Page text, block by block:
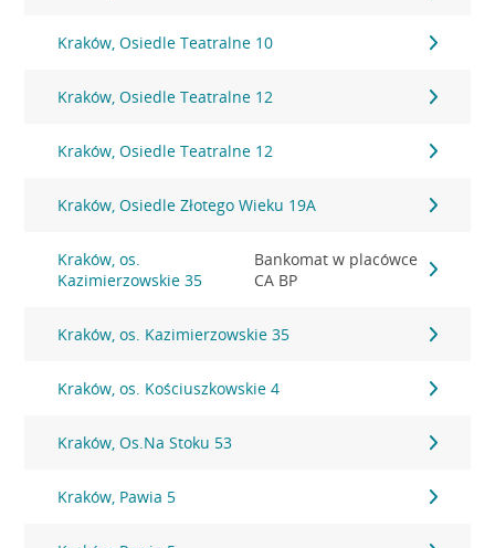
Kraków, Osiedle Teatralne 10
Kraków, Osiedle Teatralne 12
Kraków, Osiedle Teatralne 12
Kraków, Osiedle Złotego Wieku 19A
Kraków, os.
Kazimierzowskie 35
Bankomat w placówce
CA BP
Kraków, os. Kazimierzowskie 35
Kraków, os. Kościuszkowskie 4
Kraków, Os.Na Stoku 53
Kraków, Pawia 5